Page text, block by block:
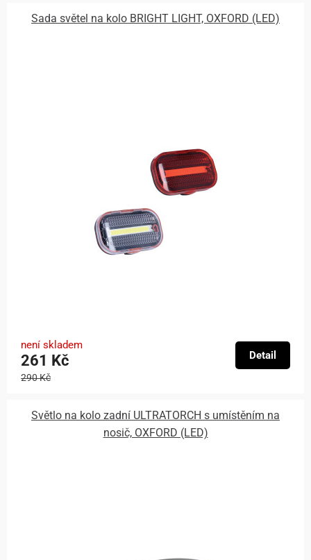
Sada světel na kolo BRIGHT LIGHT, OXFORD (LED)
není skladem
261 Kč
290 Kč
Detail
Světlo na kolo zadní ULTRATORCH s umístěním na
nosič, OXFORD (LED)